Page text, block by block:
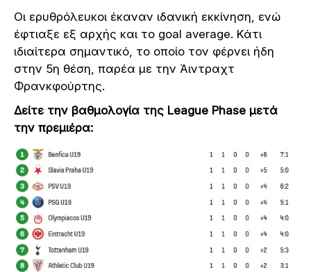
Οι ερυθρόλευκοι έκαναν ιδανική εκκίνηση, ενώ
έφτιαξε εξ αρχής και το goal average. Κάτι
ιδιαίτερα σημαντικό, το οποίο τον φέρνει ήδη
στην 5η θέση, παρέα με την Άιντραχτ
Φρανκφούρτης.
Δείτε την βαθμολογία της League Phase μετά
την πρεμιέρα: